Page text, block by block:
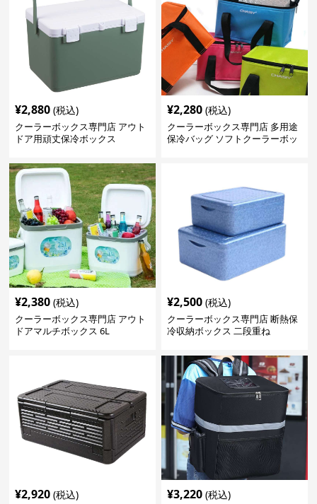
¥2,880 (税込)
クーラーボックス専門店 アウト
ドア用頑丈保冷ボックス
¥2,280 (税込)
クーラーボックス専門店 多用途
保冷バッグ ソフトクーラーボッ
¥2,380 (税込)
クーラーボックス専門店 アウト
ドアマルチボックス 6L
¥2,500 (税込)
クーラーボックス専門店 断熱保
冷収納ボックス 二段重ね
¥2,920 (税込) ¥3,220 (税込)